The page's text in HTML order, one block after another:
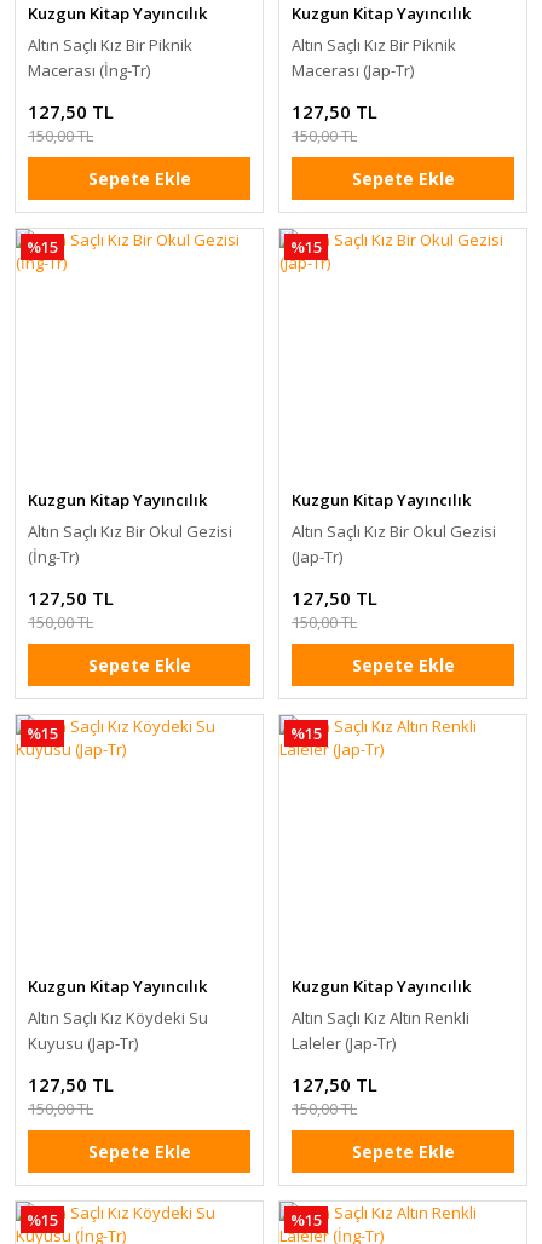
Kuzgun Kitap Yayıncılık
Altın Saçlı Kız Bir Piknik
Macerası (İng-Tr)
127,50 TL
150,00 TL
Sepete Ekle
Kuzgun Kitap Yayıncılık
Altın Saçlı Kız Bir Piknik
Macerası (Jap-Tr)
127,50 TL
150,00 TL
Sepete Ekle
%15
Kuzgun Kitap Yayıncılık
Altın Saçlı Kız Bir Okul Gezisi
(İng-Tr)
127,50 TL
150,00 TL
Sepete Ekle
%15
Kuzgun Kitap Yayıncılık
Altın Saçlı Kız Bir Okul Gezisi
(Jap-Tr)
127,50 TL
150,00 TL
Sepete Ekle
%15
Kuzgun Kitap Yayıncılık
Altın Saçlı Kız Köydeki Su
Kuyusu (Jap-Tr)
127,50 TL
150,00 TL
Sepete Ekle
%15
Kuzgun Kitap Yayıncılık
Altın Saçlı Kız Altın Renkli
Laleler (Jap-Tr)
127,50 TL
150,00 TL
Sepete Ekle
%15 %15